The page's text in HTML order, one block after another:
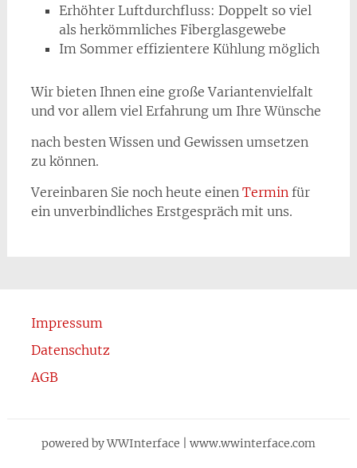
Erhöhter Luftdurchfluss: Doppelt so viel
als herkömmliches Fiberglasgewebe
Im Sommer effizientere Kühlung möglich
Wir bieten Ihnen eine große Variantenvielfalt
und vor allem viel Erfahrung um Ihre Wünsche
nach besten Wissen und Gewissen umsetzen
zu können.
Vereinbaren Sie noch heute einen Termin für
ein unverbindliches Erstgespräch mit uns.
Impressum
Datenschutz
AGB
powered by WWInterface | www.wwinterface.com